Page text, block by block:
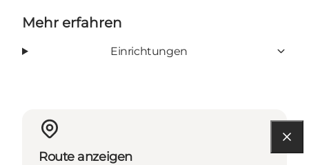
Mehr erfahren
Einrichtungen
Route anzeigen